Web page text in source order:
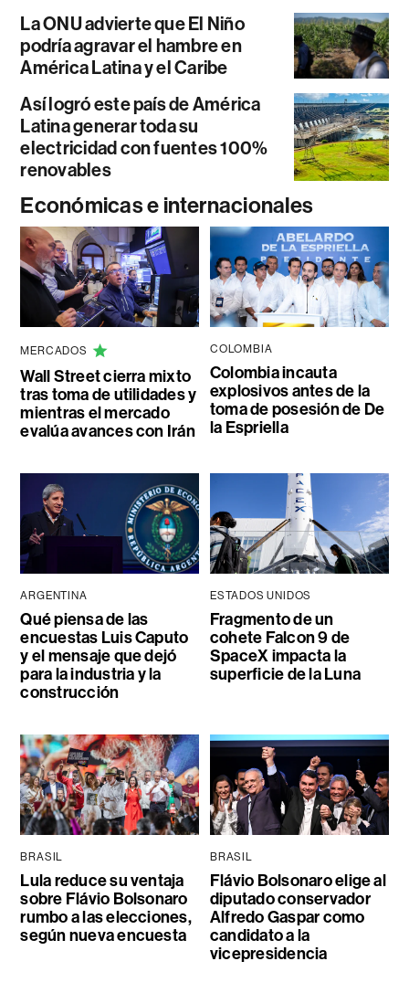
La ONU advierte que El Niño
podría agravar el hambre en
América Latina y el Caribe
Así logró este país de América
Latina generar toda su
electricidad con fuentes 100%
renovables
Económicas e internacionales
MERCADOS
Wall Street cierra mixto
tras toma de utilidades y
mientras el mercado
evalúa avances con Irán
COLOMBIA
Colombia incauta
explosivos antes de la
toma de posesión de De
la Espriella
ARGENTINA
Qué piensa de las
encuestas Luis Caputo
y el mensaje que dejó
para la industria y la
construcción
ESTADOS UNIDOS
Fragmento de un
cohete Falcon 9 de
SpaceX impacta la
superficie de la Luna
BRASIL
Lula reduce su ventaja
sobre Flávio Bolsonaro
rumbo a las elecciones,
según nueva encuesta
BRASIL
Flávio Bolsonaro elige al
diputado conservador
Alfredo Gaspar como
candidato a la
vicepresidencia